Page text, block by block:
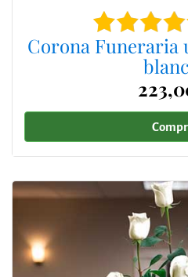
Corona Funeraria